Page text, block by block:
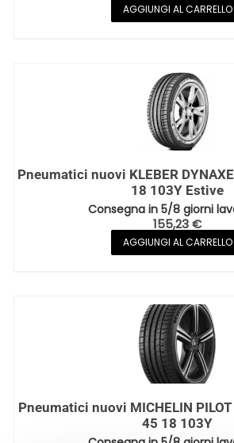
AGGIUNGI AL CARRELLO
Pneumatici nuovi KLEBER
18 103Y Estive
Consegna in 5/8 giorni
155,23€
AGGIUNGI AL CARRELLO
Pneumatici nuovi MICHELIN
45 18 103Y